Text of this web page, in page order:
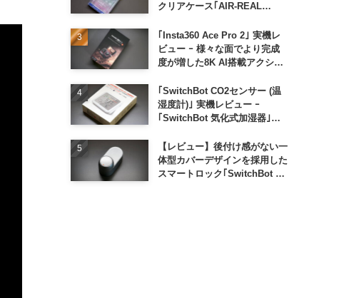
クリアケース｢AIR-REAL
｢Insta360 Ace Pro 2｣ 実機レ
ビュー ｰ 様々な面でより完成
度が増した8K AI搭載アクショ
｢SwitchBot CO2センサー (温
湿度計)｣ 実機レビュー ｰ
｢SwitchBot 気化式加湿器｣と
便利
【レビュー】後付け感がない一
体型カバーデザインを採用した
スマートロック｢SwitchBot ロ